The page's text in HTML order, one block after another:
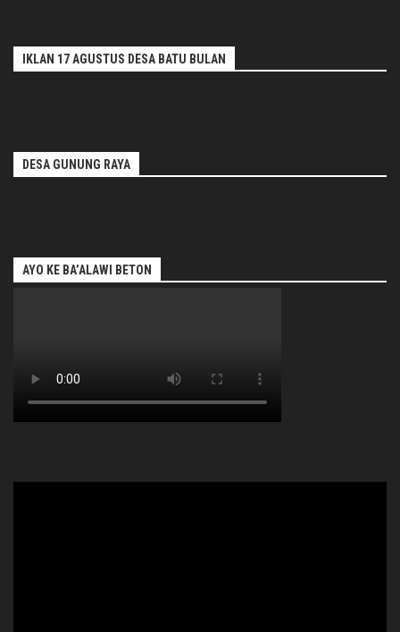
IKLAN 17 AGUSTUS DESA BATU BULAN
DESA GUNUNG RAYA
AYO KE BA’ALAWI BETON